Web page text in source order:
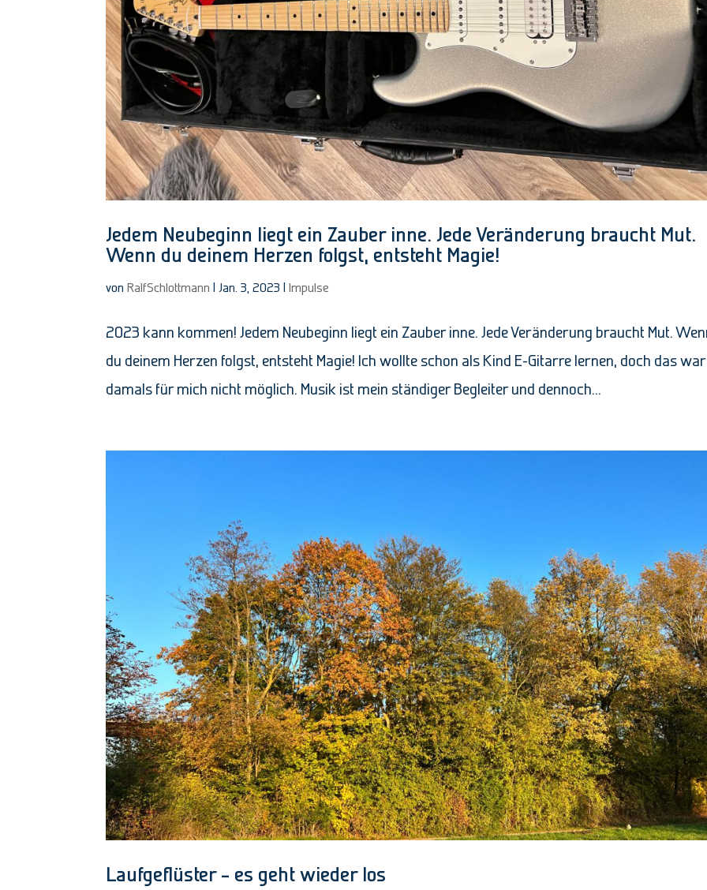
Jedem Neubeginn liegt ein Zauber inne. Jede Veränderung braucht Mut.
Wenn du deinem Herzen folgst, entsteht Magie!
vonRalfSchlottmann | Jan. 3, 2023 |Impulse
2023 kann kommen! Jedem Neubeginn liegt ein Zauber inne. Jede Veränderung braucht Mut.
du deinem Herzen folgst, entsteht Magie! Ich wollte schon als Kind E-Gitarre lernen, doch das war
damals für mich nicht möglich. Musik ist mein ständiger Begleiter und dennoch...
Laufgeflüster – es geht wieder los